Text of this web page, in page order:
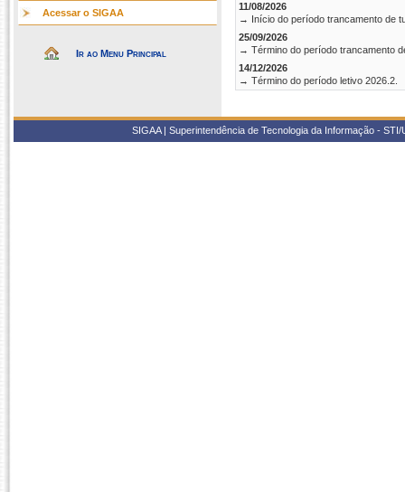
Acessar o SIGAA
Ir ao Menu Principal
11/08/2026
→ Início do período trancamento de
25/09/2026
→ Término do período trancamento
14/12/2026
→ Término do período letivo 2026.2.
SIGAA | Superintendência de Tecnologia da Informação -